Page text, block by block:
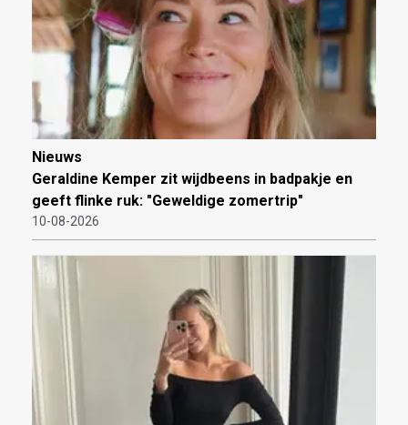
Nieuws
Geraldine Kemper zit wijdbeens in badpakje en
geeft flinke ruk: "Geweldige zomertrip"
10-08-2026